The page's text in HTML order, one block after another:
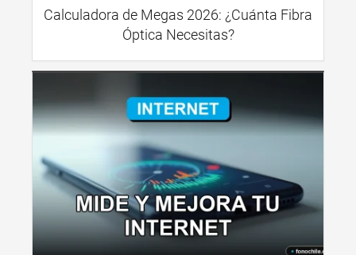
Calculadora de Megas 2026: ¿Cuánta Fibra
Óptica Necesitas?